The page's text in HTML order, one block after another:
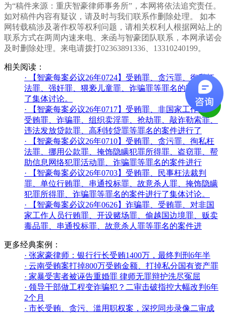
为“稿件来源：重庆智豪律师事务所”，本网将依法追究责任。
如对稿件内容有疑议，请及时与我们联系作删除处理。 如本
网转载稿涉及著作权等权利问题，请相关权利人根据网站上的
联系方式在两周内速来电、来函与智豪团队联系，本网承诺会
及时删除处理。来电请拨打02363891336、13310240199。
相关阅读：
· 【智豪每案必议26年0724】受贿罪、贪污罪、徇私枉
法罪、强奸罪、猥亵儿童罪、诈骗罪等罪名的案件进行
了集体讨论。
· 【智豪每案必议26年0717】受贿罪、非国家工作人员
受贿罪、诈骗罪、组织卖淫罪、抢劫罪、敲诈勒索罪、
违法发放贷款罪、高利转贷罪等罪名的案件进行了
· 【智豪每案必议26年0710】受贿罪、贪污罪、徇私枉
法罪、挪用公款罪、掩饰隐瞒犯罪所得罪、盗窃罪、帮
助信息网络犯罪活动罪、诈骗罪等罪名的案件进行
· 【智豪每案必议26年0703】受贿罪、民事枉法裁判
罪、单位行贿罪、串通投标罪、故意杀人罪、掩饰隐瞒
犯罪所得罪、诈骗罪等罪名的案件进行了集体讨论。
· 【智豪每案必议26年0626】诈骗罪、受贿罪、对非国
家工作人员行贿罪、开设赌场罪、偷越国边境罪、贩卖
毒品罪、串通投标罪、故意杀人罪等罪名的案件进
更多经典案例：
· 张家豪律师：银行行长受贿1400万，最终判刑6年半
· 云南受贿案打掉800万受贿金额、打掉私分国有资产罪
· 家暴受害者被诬告重婚罪 律师无罪辩护洗尽冤屈
· 领导干部做工程变诈骗犯？二审击破指控大幅改判6年
2个月
· 市长受贿、贪污、滥用职权案，深挖同步录像二审成